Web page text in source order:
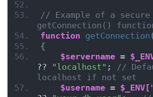
// Example of a secure
getConnection()
function getConnection
{
$servername =
?? "localhost" ; //
localhost if not set
$username = $_ENV[